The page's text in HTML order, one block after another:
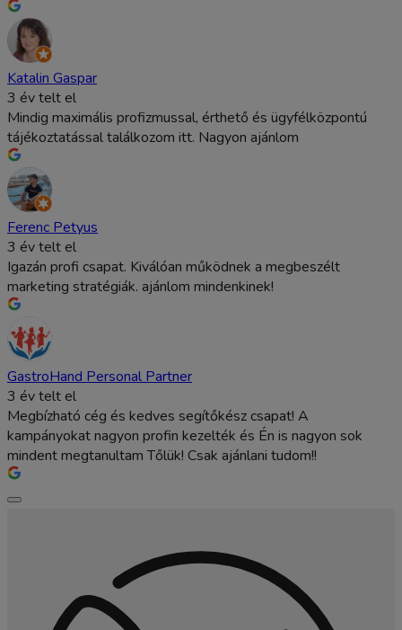
Katalin Gaspar
3 év telt el
Mindig maximális profizmussal, érthető és ügyfélközpontú
tájékoztatással találkozom itt. Nagyon ajánlom
Ferenc Petyus
3 év telt el
Igazán profi csapat. Kiválóan működnek a megbeszélt
marketing stratégiák. ajánlom mindenkinek!
GastroHand Personal Partner
3 év telt el
Megbízható cég és kedves segítőkész csapat! A
kampányokat nagyon profin kezelték és Én is nagyon sok
mindent megtanultam Tőlük! Csak ajánlani tudom!!